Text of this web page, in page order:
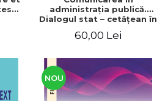
administraţia publică.
Dialogul stat – cetăţean în
european / Communication
The state-citizen dialogue
in national and European
context
60,00 Lei
NOU